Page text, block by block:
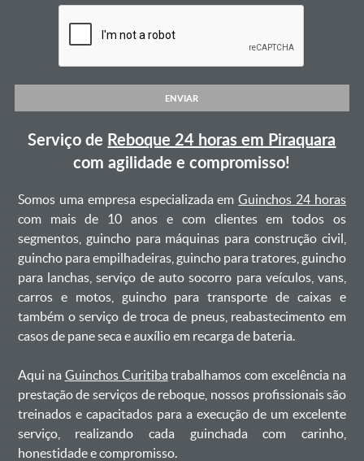
ENVIAR
Serviço de Reboque 24 horas em Piraquara
com agilidade e compromisso!
Somos uma empresa especializada emGuinchos 24 horas
com mais de 10 anos e com clientes em todos os
segmentos, guincho para máquinas para construção civil,
guincho para empilhadeiras, guincho para tratores, guincho
para lanchas, serviço de auto socorro para veículos, vans,
carros e motos, guincho para transporte de caixas e
também o serviço de troca de pneus, reabastecimento em
casos de pane seca e auxílio em recarga de bateria. ㅤㅤ
Aqui na Guinchos Curitiba trabalhamos com excelência na
prestação de serviços de reboque, nossos profissionais são
treinados e capacitados para a execução de um excelente
serviço, realizando cada guinchada com carinho,
honestidade e compromisso.